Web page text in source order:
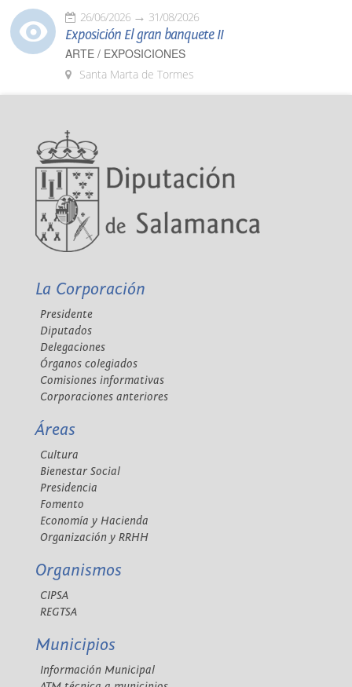
26/06/2026 31/08/2026
Exposición El gran banquete II
ARTE / EXPOSICIONES
Santa Marta de Tormes
La Corporación
Presidente
Diputados
Delegaciones
Órganos colegiados
Comisiones informativas
Corporaciones anteriores
Áreas
Cultura
Bienestar Social
Presidencia
Fomento
Economía y Hacienda
Organización y RRHH
Organismos
CIPSA
REGTSA
Municipios
Información Municipal